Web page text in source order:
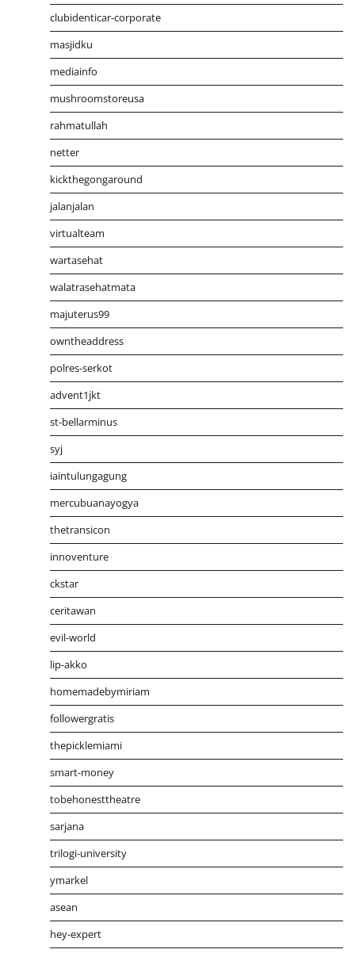
clubidenticar-corporate
masjidku
mediainfo
mushroomstoreusa
rahmatullah
netter
kickthegongaround
jalanjalan
virtualteam
wartasehat
walatrasehatmata
majuterus99
owntheaddress
polres-serkot
advent1jkt
st-bellarminus
syj
iaintulungagung
mercubuanayogya
thetransicon
innoventure
ckstar
ceritawan
evil-world
lip-akko
homemadebymiriam
followergratis
thepicklemiami
smart-money
tobehonesttheatre
sarjana
trilogi-university
ymarkel
asean
hey-expert